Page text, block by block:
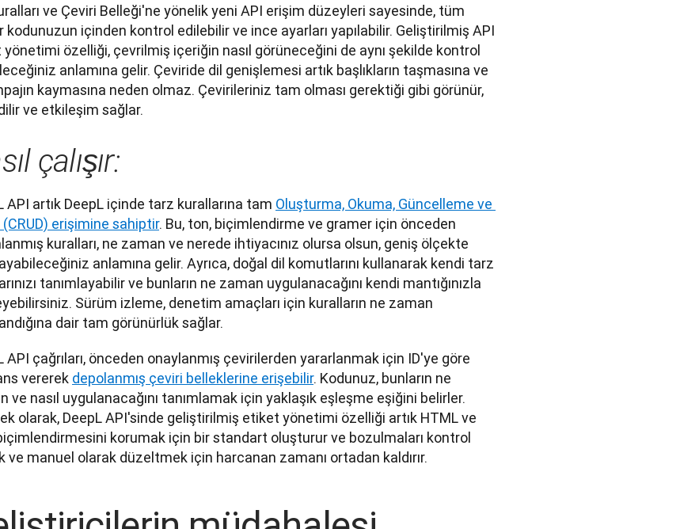
ve Çeviri Belleği'ne yönelik yeni API erişim düzeyleri sayesinde, tüm
kodunuzun içinden kontrol edilebilir ve ince ayarları yapılabilir. Geliştirilmiş API
özelliği, çevrilmiş içeriğin nasıl görüneceğini de aynı şekilde kontrol
anlamına gelir. Çeviride dil genişlemesi artık başlıkların taşmasına ve
kaymasına neden olmaz. Çevirileriniz tam olması gerektiği gibi görünür,
ve etkileşim sağlar.
çalışır:
API artık DeepL içinde tarz kurallarına tam Oluşturma, Okuma, Güncelleme ve
erişimine sahiptir. Bu, ton, biçimlendirme ve gramer için önceden
kuralları, ne zaman ve nerede ihtiyacınız olursa olsun, geniş ölçekte
anlamına gelir. Ayrıca, doğal dil komutlarını kullanarak kendi tarz
tanımlayabilir ve bunların ne zaman uygulanacağını kendi mantığınızla
Sürüm izleme, denetim amaçları için kuralların ne zaman
dair tam görünürlük sağlar.
API çağrıları, önceden onaylanmış çevirilerden yararlanmak için ID'ye göre
vererek depolanmış çeviri belleklerine erişebilir. Kodunuz, bunların ne
ve nasıl uygulanacağını tanımlamak için yaklaşık eşleşme eşiğini belirler.
olarak, DeepL API'sinde geliştirilmiş etiket yönetimi özelliği artık HTML ve
korumak için bir standart oluşturur ve bozulmaları kontrol
ve manuel olarak düzeltmek için harcanan zamanı ortadan kaldırır.